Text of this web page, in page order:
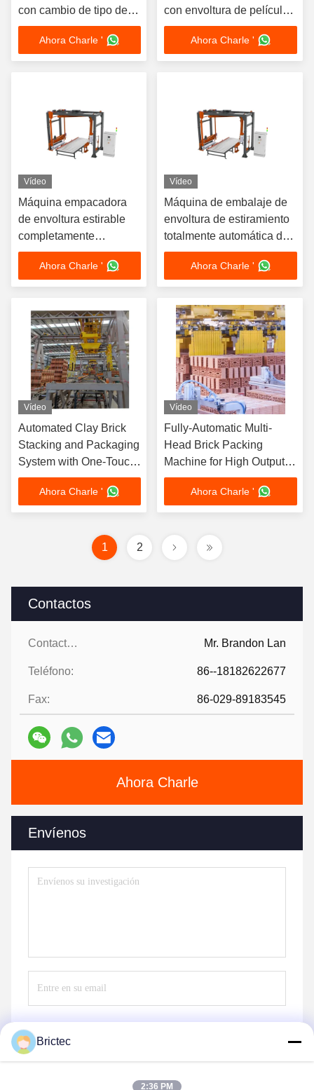
Contactos
Contactos: Mr. Brandon Lan
Teléfono: 86--18182622677
Fax: 86-029-89183545
Ahora Charle
Envíenos
con cambio de tipo de
ladrillo con un solo
toque y embalaje
automático de varios
de manera eficiente
Ahora Charle '
con envoltura de película
de contracción a prueba
de polvo para una alta
eficiencia y ahorro de
Ahora Charle '
Vídeo
Máquina empacadora
de envoltura estirable
completamente
automatizada con
voltaje de 380 V y 20-30
revoluciones por minuto
Ahora Charle '
Vídeo
Máquina de embalaje de
envoltura de estiramiento
totalmente automática de
control PLC para
embalajes de ladrillo de
alta eficiencia
Ahora Charle '
Vídeo
Automated Clay Brick
Stacking and Packaging
System with One-Touch
Brick Type Switching
and Simple Operation
Ahora Charle '
Vídeo
Fully-Automatic Multi-
Head Brick Packing
Machine for High Output
and Low Maintenance
Brick Production
Ahora Charle '
1 2
Brictec
2:36 PM